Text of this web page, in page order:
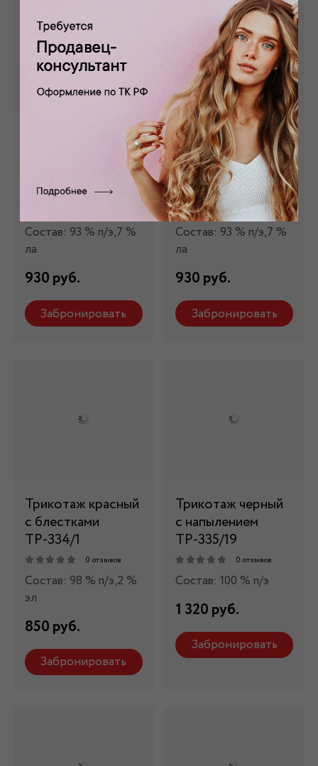
Трикотаж "Бизо"
ТР-324/4
Состав: 93 % п/э,7 %
ла
930 руб.
Забронировать
Трикотаж "Бизо"
золотой с
напылением
ТР-324/6
0 отзывов
Состав: 93 % п/э,7 %
ла
930 руб.
Забронировать
Трикотаж красный
с блестками
ТР-334/1
0 отзывов
Состав: 98 % п/э,2 %
эл
850 руб.
Забронировать
Трикотаж черный
с напылением
ТР-335/19
0 отзывов
Состав: 100 % п/э
1 320 руб.
Забронировать